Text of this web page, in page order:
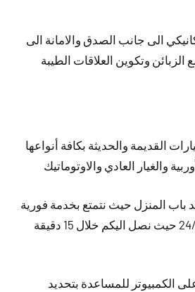
الى جانب الصدق والامانة الى
وتكوين العلاقات الطيبة
القديمة والحديثة بكافة أنواعها
والغيار العادي والاوتوماتيك
باب المنزل حيث نتمتع بخدمة فورية
وعلى مدار الساعه 24/24 حيث نصل اليكم خلال 15 دقيقة
الكمبيوتر للمساعدة بتحديد